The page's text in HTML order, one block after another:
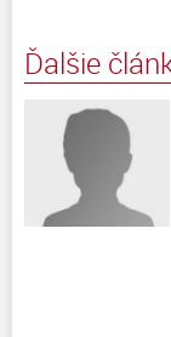
Ďalšie